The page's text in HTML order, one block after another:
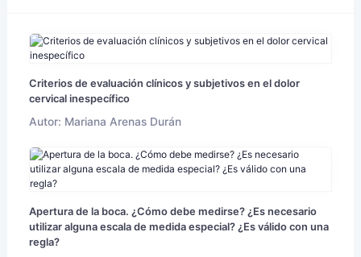
Criterios de evaluación clínicos y subjetivos en el dolor
cervical inespecífico
Autor: Mariana Arenas Durán
Apertura de la boca. ¿Cómo debe medirse? ¿Es necesario
utilizar alguna escala de medida especial? ¿Es válido con una
regla?